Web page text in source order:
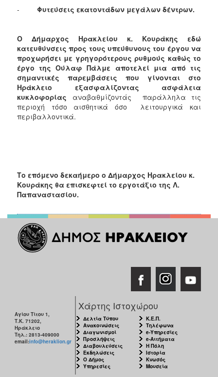
- Φυτεύσεις εκατοντάδων μεγάλων δέντρων.
Ο Δήμαρχος Ηρακλείου κ. Κουράκης εδώ
κατευθύνσεις προς τους υπεύθυνους του έργου να
προχωρήσει με γρηγορότερους ρυθμούς καθώς το
έργο της Ούλαφ Πάλμε αποτελεί μια από τις
σημαντικές παρεμβάσεις που γίνονται στο
Ηράκλειο εξασφαλίζοντας ασφάλεια
κυκλοφορίας αναβαθμίζοντάς παράλληλα τις
περιοχή τόσο αισθητικά όσο λειτουργικά και
περιβαλλοντικά.
Το επόμενο δεκαήμερο ο Δήμαρχος Ηρακλείου κ.
Κουράκης θα επισκεφτεί το εργοτάξιο της Λ.
Παπαναστασίου.
Αγίου Τίτου 1,
Τ.Κ. 71202,
Ηράκλειο
Τηλ.: 2813-409000
email:info@heraklion.gr
Χάρτης Ιστοχώρου
Δελτία Τύπου
Ανακοινώσεις
Διαγωνισμοί
Προσλήψεις
Διαβουλεύσεις
Εκδηλώσεις
Ο Δήμος
Υπηρεσίες
Κ.Ε.Π.
Τηλέφωνα
e-Υπηρεσίες
e-Αιτήματα
Η Πόλη
Ιστορία
Κνωσός
Μουσεία